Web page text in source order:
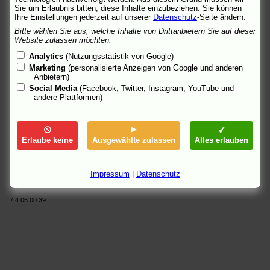
Rundumerneuerung
Hide and Seek - Du kannst dich nicht verstecken- imaginärer
Freund?
Hotel Ruanda- ein Hotelmanager rettet Flüchtlinge vor dem
Hurensohn- Ozren will hinter das ganze Geheimnis seiner
Mutter kommen
Nobody Knows
fort
One Day in Europe- mit der Verständigung ist es manchmal
Spanglish- mexikanisches Temperament und kalifornische
Exzentrik
Sugar- so hat sich Cliff das Erwachsenwerden nicht vorgestellt
7.4.05 00:39
Sie um Erlaubnis bitten, diese Inhalte einzubeziehen. Sie können
Ihre Einstellungen jederzeit auf unserer Datenschutz-Seite ändern.
Bitte wählen Sie aus, welche Inhalte von Drittanbietern Sie auf dieser
Website zulassen möchten:
Analytics (Nutzungsstatistik von Google)
Marketing (personalisierte Anzeigen von Google und anderen
Anbietern)
Social Media (Facebook, Twitter, Instagram, YouTube und
andere Plattformen)
Erlaube keine Ausgewählte zulassen Alles erlauben
Impressum Datenschutz